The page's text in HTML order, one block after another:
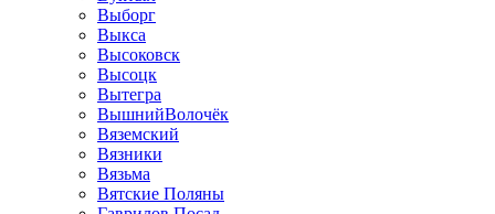
Выборг
Выкса
Высоковск
Высоцк
Вытегра
ВышнийВолочёк
Вяземский
Вязники
Вязьма
Вятские Поляны